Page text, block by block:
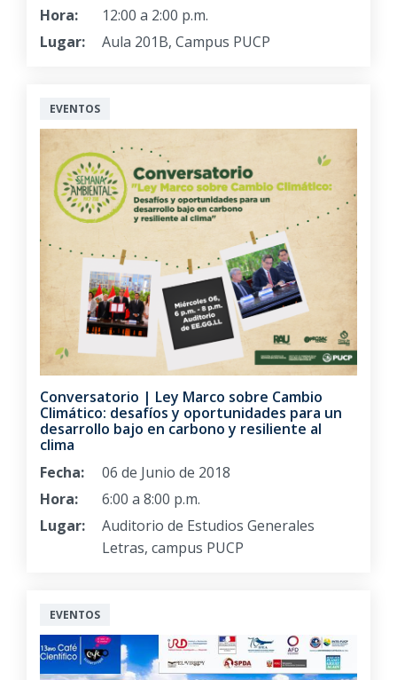
Hora:
12:00 a 2:00 p.m.
Lugar:
Aula 201B, Campus PUCP
EVENTOS
Conversatorio | Ley Marco sobre Cambio
Climático: desafíos y oportunidades para un
desarrollo bajo en carbono y resiliente al
clima
Fecha:
06 de Junio de 2018
Hora:
6:00 a 8:00 p.m.
Lugar:
Auditorio de Estudios Generales
Letras, campus PUCP
EVENTOS